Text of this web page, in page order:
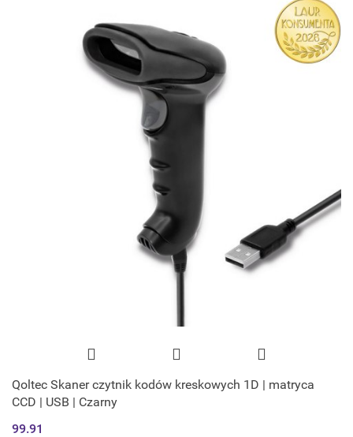
Qoltec Skaner czytnik kodów kreskowych 1D | matryca
CCD | USB | Czarny
99.91